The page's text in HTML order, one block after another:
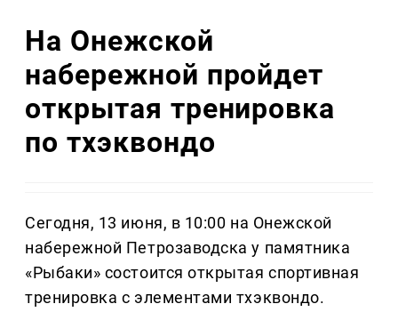
На Онежской
набережной пройдет
открытая тренировка
по тхэквондо
Сегодня, 13 июня, в 10:00 на Онежской
набережной Петрозаводска у памятника
«Рыбаки» состоится открытая спортивная
тренировка с элементами тхэквондо.